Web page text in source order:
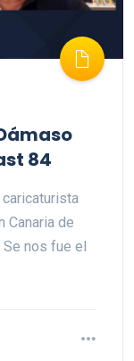
84
caricaturista
Canaria de
nos fue el